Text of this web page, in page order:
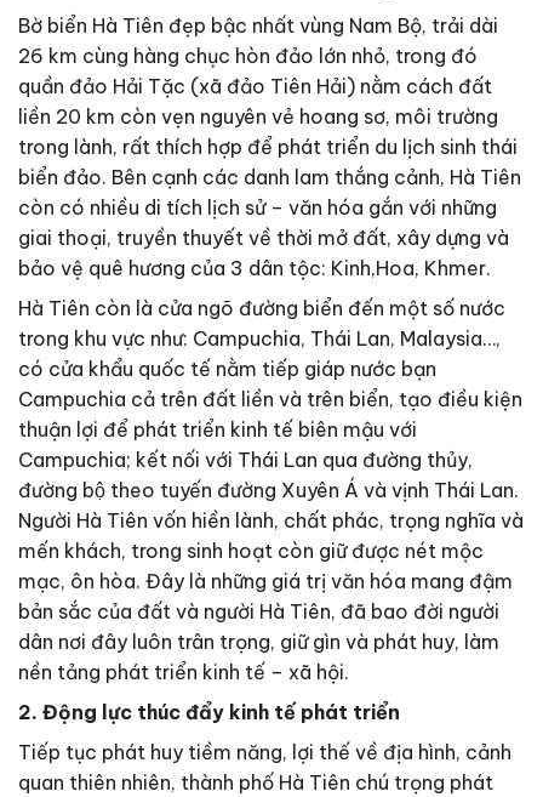
Bờ biển Hà Tiên đẹp bậc nhất vùng Nam Bộ, trải dài
26 km cùng hàng chục hòn đảo lớn nhỏ, trong đó
quần đảo Hải Tặc (xã đảo Tiên Hải) nằm cách đất
liền 20 km còn vẹn nguyên vẻ hoang sơ, môi trường
trong lành, rất thích hợp để phát triển du lịch sinh thái
biển đảo. Bên cạnh các danh lam thắng cảnh, Hà Tiên
còn có nhiều di tích lịch sử – văn hóa gắn với những
giai thoại, truyền thuyết về thời mở đất, xây dựng và
bảo vệ quê hương của 3 dân tộc: Kinh,Hoa, Khmer.
Hà Tiên còn là cửa ngõ đường biển đến một số nước
trong khu vực như: Campuchia, Thái Lan, Malaysia…,
có cửa khẩu quốc tế nằm tiếp giáp nước bạn
Campuchia cả trên đất liền và trên biển, tạo điều kiện
thuận lợi để phát triển kinh tế biên mậu với
Campuchia; kết nối với Thái Lan qua đường thủy,
đường bộ theo tuyến đường Xuyên Á và vịnh Thái Lan.
Người Hà Tiên vốn hiền lành, chất phác, trọng nghĩa và
mến khách, trong sinh hoạt còn giữ được nét mộc
mạc, ôn hòa. Đây là những giá trị văn hóa mang đậm
bản sắc của đất và người Hà Tiên, đã bao đời người
dân nơi đây luôn trân trọng, giữ gìn và phát huy, làm
nền tảng phát triển kinh tế – xã hội.
2. Động lực thúc đẩy kinh tế phát triển
Tiếp tục phát huy tiềm năng, lợi thế về địa hình, cảnh
quan thiên nhiên, thành phố Hà Tiên chú trọng phát